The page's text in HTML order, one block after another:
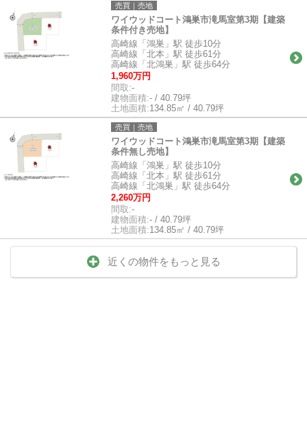
売買｜売地
ワイウッドコート鴻巣市滝馬室第3期【建築
条件付き売地】
高崎線「鴻巣」駅 徒歩10分
高崎線「北本」駅 徒歩61分
高崎線「北鴻巣」駅 徒歩64分
1,960万円
間取:-
建物面積:- / 40.79坪
土地面積:134.85㎡ / 40.79坪
売買｜売地
ワイウッドコート鴻巣市滝馬室第3期【建築
条件無し売地】
高崎線「鴻巣」駅 徒歩10分
高崎線「北本」駅 徒歩61分
高崎線「北鴻巣」駅 徒歩64分
2,260万円
間取:-
建物面積:- / 40.79坪
土地面積:134.85㎡ / 40.79坪
近くの物件をもっと見る